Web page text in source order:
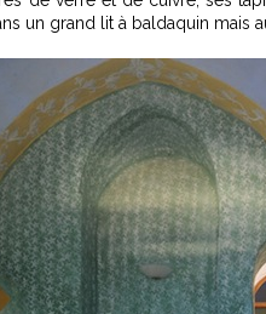
un grand lit à baldaquin mais